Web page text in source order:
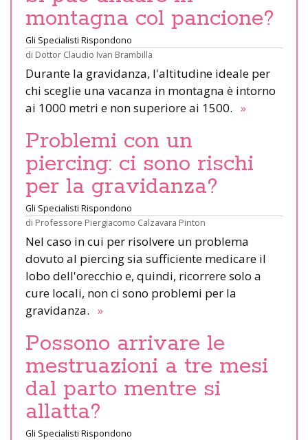
montagna col pancione?
Gli Specialisti Rispondono
di Dottor Claudio Ivan Brambilla
Durante la gravidanza, l'altitudine ideale per
chi sceglie una vacanza in montagna è intorno
ai 1000 metri e non superiore ai 1500. »
Problemi con un
piercing: ci sono rischi
per la gravidanza?
Gli Specialisti Rispondono
di Professore Piergiacomo Calzavara Pinton
Nel caso in cui per risolvere un problema
dovuto al piercing sia sufficiente medicare il
lobo dell'orecchio e, quindi, ricorrere solo a
cure locali, non ci sono problemi per la
gravidanza. »
Possono arrivare le
mestruazioni a tre mesi
dal parto mentre si
allatta?
Gli Specialisti Rispondono